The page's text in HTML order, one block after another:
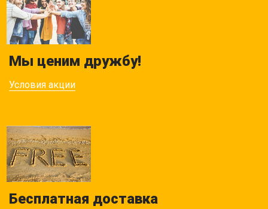
Мы ценим дружбу!
Условия акции
Бесплатная доставка